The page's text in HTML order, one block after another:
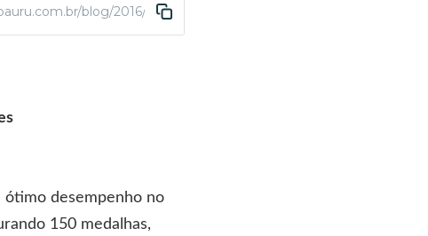
blog/2016/03/08/abda-de-natacao-fatura-150-
ótimo desempenho no
150 medalhas,